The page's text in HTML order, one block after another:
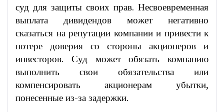
суд для защиты своих прав. Несвоевременная
выплата дивидендов может негативно
сказаться на репутации компании и привести к
потере доверия со стороны акционеров и
инвесторов. Суд может обязать компанию
выполнить свои обязательства или
компенсировать акционерам убытки,
понесенные из-за задержки.